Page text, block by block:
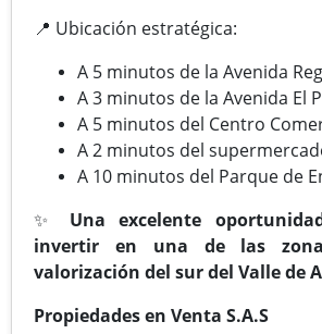
📍 Ubicación estratégica:
A 5 minutos de la Avenida
A 3 minutos de la Avenida El
A 5 minutos del Centro
A 2 minutos del
A 10 minutos del Parque de
✨ Una excelente
invertir en una de las
valorización del sur del Valle de
Propiedades en Venta S.A.S